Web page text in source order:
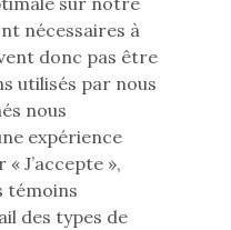
nécessaires à
donc pas être
utilisés par nous
nous
expérience
J’accepte »,
témoins
des types de